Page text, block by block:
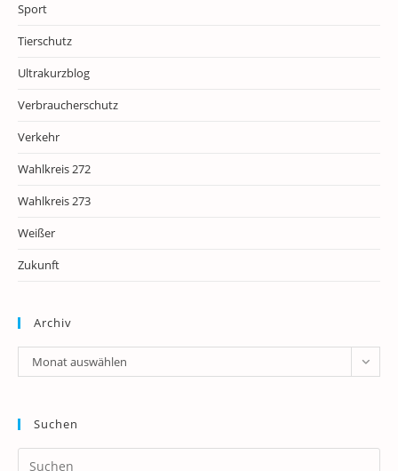
Sport
Tierschutz
Ultrakurzblog
Verbraucherschutz
Verkehr
Wahlkreis 272
Wahlkreis 273
Weißer
Zukunft
Archiv
Archiv
Monat auswählen
Suchen